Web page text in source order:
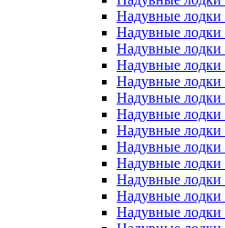
Надувные
Надувные
Надувные
Надувные
Надувные
Надувные
Надувные
Надувные
Надувные
Надувные
Надувные
Надувные
Надувные